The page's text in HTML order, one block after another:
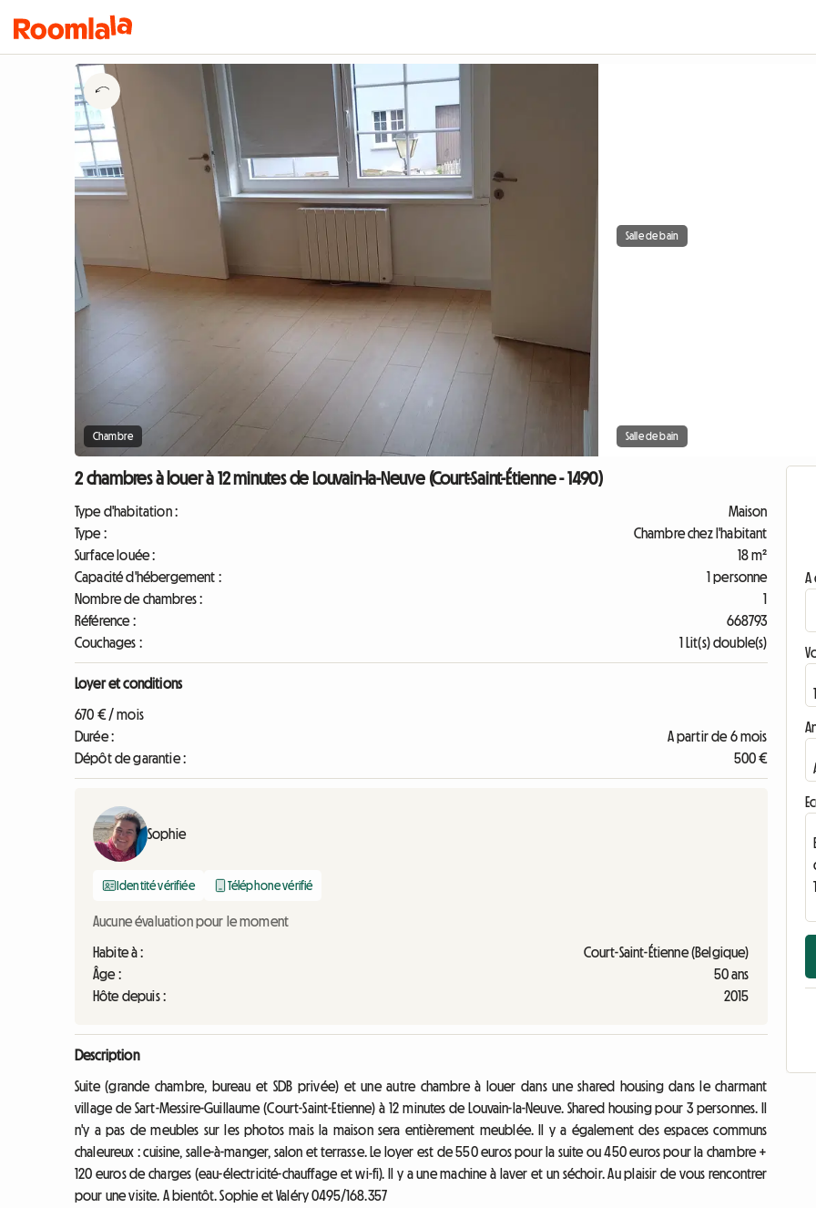
Chambre
Salle de bain
Salle de bain
2 chambres à louer à 12 minutes de Louvain-la-Neuve (Court-Saint-Étienne - 1490)
Type d'habitation :
Maison
Type :
Chambre chez l'habitant
Surface louée :
18 m²
Capacité d'hébergement :
1 personne
Nombre de chambres :
1
Référence :
668793
Couchages :
1 Lit(s) double(s)
Loyer et conditions
670 € / mois
Durée :
A partir de 6 mois
Dépôt de garantie :
500 €
Sophie
Identité vérifiée Téléphone vérifié
Aucune évaluation pour le moment
Habite à :
Court-Saint-Étienne (Belgique)
Âge :
50 ans
Hôte depuis :
2015
Description
Suite (grande chambre, bureau et SDB privée) et une autre chambre à louer dans une shared housing dans le charmant
village de Sart-Messire-Guillaume (Court-Saint-Etienne) à 12 minutes de Louvain-la-Neuve. Shared housing pour 3 personnes. Il
n'y a pas de meubles sur les photos mais la maison sera entièrement meublée. Il y a également des espaces communs
chaleureux : cuisine, salle-à-manger, salon et terrasse. Le loyer est de 550 euros pour la suite ou 450 euros pour la chambre +
120 euros de charges (eau-électricité-chauffage et wi-fi). Il y a une machine à laver et un séchoir. Au plaisir de vous rencontrer
pour une visite. A bientôt. Sophie et Valéry 0495/168.357
A